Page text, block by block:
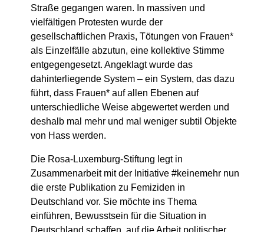
Straße gegangen waren. In massiven und
vielfältigen Protesten wurde der
gesellschaftlichen Praxis, Tötungen von Frauen*
als Einzelfälle abzutun, eine kollektive Stimme
entgegengesetzt. Angeklagt wurde das
dahinterliegende System – ein System, das dazu
führt, dass Frauen* auf allen Ebenen auf
unterschiedliche Weise abgewertet werden und
deshalb mal mehr und mal weniger subtil Objekte
von Hass werden.
Die Rosa-Luxemburg-Stiftung legt in
Zusammenarbeit mit der Initiative #keinemehr nun
die erste Publikation zu Femiziden in
Deutschland vor. Sie möchte ins Thema
einführen, Bewusstsein für die Situation in